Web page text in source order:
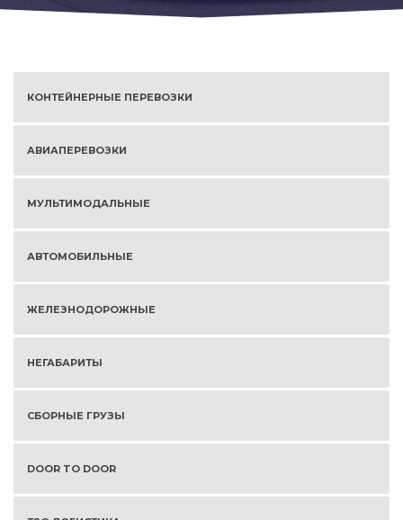
КОНТЕЙНЕРНЫЕ ПЕРЕВОЗКИ
АВИАПЕРЕВОЗКИ
МУЛЬТИМОДАЛЬНЫЕ
АВТОМОБИЛЬНЫЕ
ЖЕЛЕЗНОДОРОЖНЫЕ
НЕГАБАРИТЫ
СБОРНЫЕ ГРУЗЫ
DOOR TO DOOR